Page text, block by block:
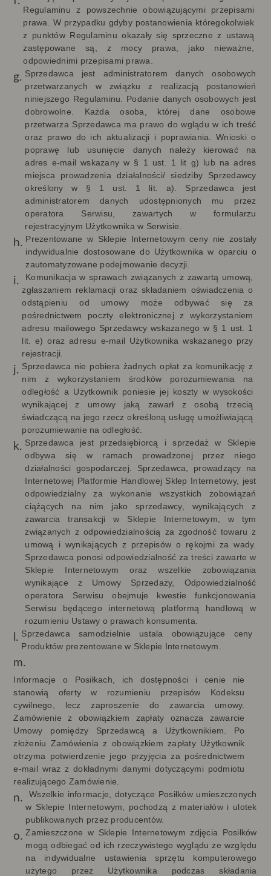
Regulaminu z powszechnie obowiązującymi przepisami
prawa. W przypadku gdyby postanowienia któregokolwiek
z punktów Regulaminu okazały się sprzeczne z ustawą
zastępowane są, z mocy prawa, jako nieważne,
odpowiednimi przepisami prawa.
Sprzedawca jest administratorem danych osobowych
przetwarzanych w związku z realizacją postanowień
niniejszego Regulaminu. Podanie danych osobowych jest
dobrowolne. Każda osoba, której dane osobowe
przetwarza Sprzedawca ma prawo do wglądu w ich treść
oraz prawo do ich aktualizacji i poprawiania. Wnioski o
poprawę lub usunięcie danych należy kierować na
adres e-mail wskazany w § 1 ust. 1 lit g) lub na adres
miejsca prowadzenia działalności/ siedziby Sprzedawcy
określony w § 1 ust. 1 lit. a). Sprzedawca jest
administratorem danych udostępnionych mu przez
operatora Serwisu, zawartych w formularzu
rejestracyjnym Użytkownika w Serwisie.
Prezentowane w Sklepie Internetowym ceny nie zostały
indywidualnie dostosowane do Użytkownikaw oparciu o
zautomatyzowane podejmowanie decyzji
Komunikacja w sprawach związanych z zawartą umową,
zgłaszaniem reklamacji oraz składaniem oświadczenia o
odstąpieniu od umowy może odbywać się za
pośrednictwem poczty elektronicznej z wykorzystaniem
adresu mailowego Sprzedawcy wskazanego w § 1 ust. 1
lit. e) oraz adresu e-mail Użytkownika wskazanego przy
rejestracji.
Sprzedawca nie pobiera żadnych opłat za komunikację z
nim z wykorzystaniem środków porozumiewania na
odległość a Użytkownik poniesie jej koszty w wysokości
wynikającej z umowy jaką zawarł z osobą trzecią
świadczącą na jego rzecz określoną usługę umożliwiającą
porozumiewanie na odległość.
Sprzedawca jest przedsiębiorcą i sprzedaż w Sklepie
odbywa się w ramach prowadzonej przez niego
działalności gospodarczej.
Sprzedawca, prowadzący na
Internetowej Platformie Handlowej Sklep Internetowy, jest
odpowiedzialny za wykonanie wszystkich zobowiązań
ciążących na nim jako sprzedawcy, wynikających z
zawarcia transakcji w Sklepie Internetowym, w tym
związanych z odpowiedzialnością za zgodność towaru z
umową i wynikających z przepisów o rękojmi za wady.
Sprzedawca ponosi odpowiedzialność za treści zawarte w
Sklepie Internetowym oraz wszelkie zobowiązania
wynikające z Umowy Sprzedaży, Odpowiedzialność
operatora Serwisu obejmuje kwestie funkcjonowania
Serwisu będącego internetową platformą handlową w
rozumieniu Ustawy o prawach konsumenta.
Sprzedawca samodzielnie ustala obowiązujące ceny
Produktów prezentowane w Sklepie Internetowym.
Informacje o Posiłkach, ich dostępności i cenie nie
stanowią oferty w rozumieniu przepisów Kodeksu
cywilnego, lecz zaproszenie do zawarcia umowy.
Zamówienie z obowiązkiem zapłaty oznacza zawarcie
Umowy pomiędzy Sprzedawcą a Użytkownikiem. Po
złożeniu Zamówienia z obowiązkiem zapłaty Użytkownik
otrzyma potwierdzenie jego przyjęcia za pośrednictwem
e-mail wraz z dokładnymi danymi dotyczącymi podmiotu
realizującego Zamówienie.
Wszelkie informacje, dotyczące Posiłków umieszczonych
w Sklepie Internetowym, pochodzą z materiałów i ulotek
publikowanych przez producentów.
Zamieszczone w Sklepie Internetowym zdjęcia Posiłków
mogą odbiegać od ich rzeczywistego wyglądu ze względu
na indywidualne ustawienia sprzętu komputerowego
użytego przez Użytkownika podczas składania